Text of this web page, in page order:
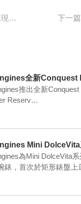
上一篇: Hermès重現拿破侖加冕馬車
推出全新
Reserv…
為Mini DolceVita
錶，首次於矩形錶盤